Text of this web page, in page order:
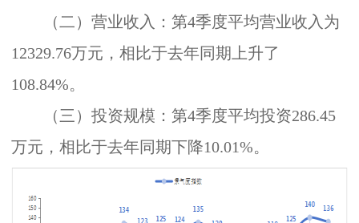
（二）营业收入： 第4季度平均营业收入为
12329.76万元，相比于去年同期上升了
108.84%。
（三）投资规模： 第4季度平均投资286.45
万元，相比于去年同期下降10.01%。